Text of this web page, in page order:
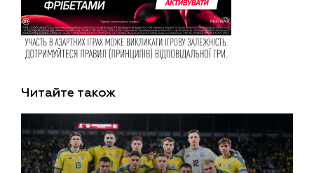
Читайте також